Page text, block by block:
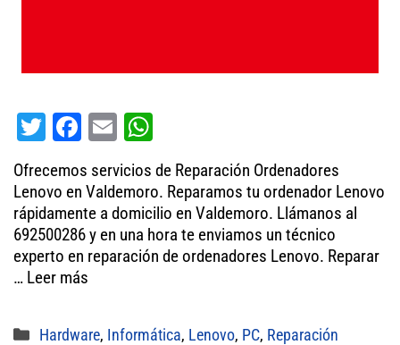
T
tt
er
Fa
bo
ok
E
m
ail
ha
ts
A
pp
Ofrecemos servicios de Reparación Ordenadores
Lenovo en Valdemoro. Reparamos tu ordenador Lenovo
rápidamente a domicilio en Valdemoro. Llámanos al
692500286 y en una hora te enviamos un técnico
experto en reparación de ordenadores Lenovo. Reparar
… Leer más
Categorías
Hardware, Informática, Lenovo, PC, Reparación